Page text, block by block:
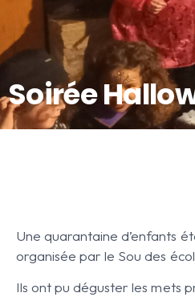
Soirée
Une quarantaine d’enfants
organisée par le Sou des
Ils ont pu déguster les mets